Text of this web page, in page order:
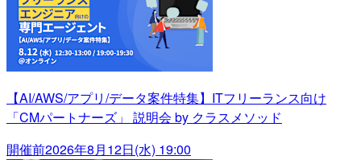
【AI/AWS/アプリ/データ案件特集】ITフリーランス向け
「CMパートナーズ」 説明会 by クラスメソッド
開催前2026年8月12日(水) 19:00